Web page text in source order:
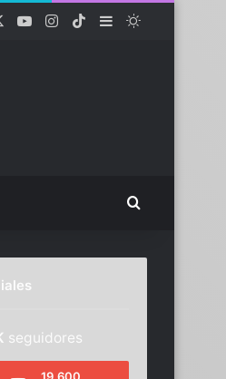
YouTubeInstagram
TikTokSidebarSwitch skin
Buscar...
seguidores